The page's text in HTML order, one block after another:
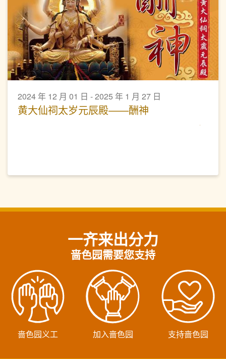
2024 年 12 月 01 日 - 2025 年 1 月 27 日
黄大仙祠太岁元辰殿——酬神
一齐来出分力
啬色园需要您支持
啬色园义工 加入啬色园 支持啬色园